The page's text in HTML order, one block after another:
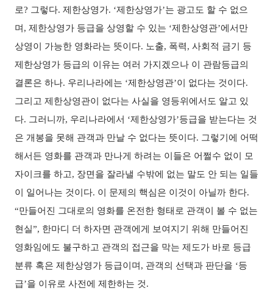
로? 그렇다. 제한상영가. ‘제한상영가’는 광고도 할 수 없으
며, 제한상영가 등급을 상영할 수 있는 ‘제한상영관’에서만
상영이 가능한 영화라는 뜻이다. 노출, 폭력, 사회적 금기 등
제한상영가 등급의 이유는 여러 가지겠으나 이 관람등급의
결론은 하나. 우리나라에는 ‘제한상영관’이 없다는 것이다.
그리고 제한상영관이 없다는 사실을 영등위에서도 알고 있
다. 그러니까, 우리나라에서 ‘제한상영가’등급을 받는다는 것
은 개봉을 못해 관객과 만날 수 없다는 뜻이다. 그렇기에 어떡
해서든 영화를 관객과 만나게 하려는 이들은 어쩔수 없이 모
자이크를 하고, 장면을 잘라낼 수밖에 없는 말도 안 되는 일들
이 일어나는 것이다. 이 문제의 핵심은 이것이 아닐까 한다.
“만들어진 그대로의 영화를 온전한 형태로 관객이 볼 수 없는
현실”, 한마디 더 하자면 관객에게 보여지기 위해 만들어진
영화임에도 불구하고 관객의 접근을 막는 제도가 바로 등급
분류 혹은 제한상영가 등급이며, 관객의 선택과 판단을 ‘등
급’을 이유로 사전에 제한하는 것.